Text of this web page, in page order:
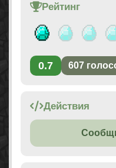
Рейтинг
0.7 607
Действия